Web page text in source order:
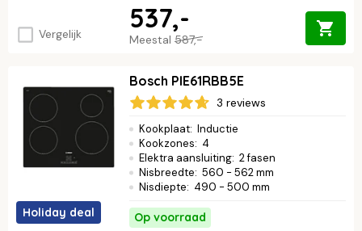
Vergelijk Meestal 587,-
537,-
Holiday deal
Bosch PIE61RBB5E
3 reviews
Kookplaat: Inductie
Kookzones: 4
Elektra aansluiting: 2 fasen
Nisbreedte: 560 - 562 mm
Nisdiepte: 490 - 500 mm
Op voorraad